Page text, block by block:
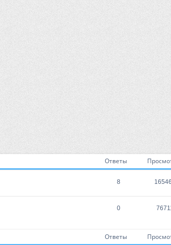
Ответы
8
0
Ответы